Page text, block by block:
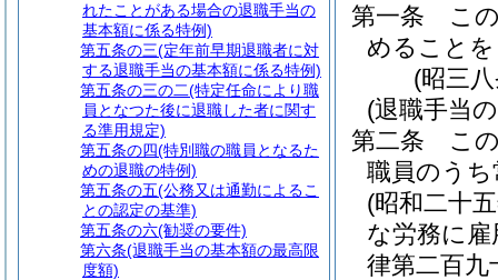
第一条
こ
めること
(昭三
(退職手当
第二条
こ
職員のう
(昭和二十
な労務に
律第二百九
れたことがある場合の退職手当の
基本額に係る特例)
第五条の三(定年前早期退職者に対
する退職手当の基本額に係る特例)
第五条の三の二(特定任命により職
員となつた後に退職した者に関す
る準用規定)
第五条の四(特別職の職員となるた
めの退職の特例)
第五条の五(公務又は通勤によるこ
との認定の基準)
第五条の六(勧奨の要件)
第六条(退職手当の基本額の最高限
度額)